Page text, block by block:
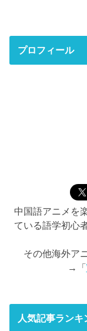
プロフィール
中国語アニメを
ている語学初心
その他海外ア
→「
人気記事ランキ